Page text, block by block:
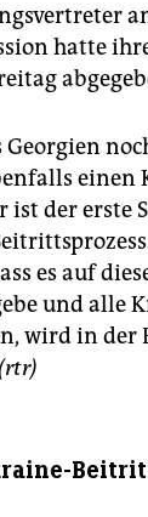
hatte
Georgien
einen
ist der erste
es auf
und alle
wird in der
(rtr)